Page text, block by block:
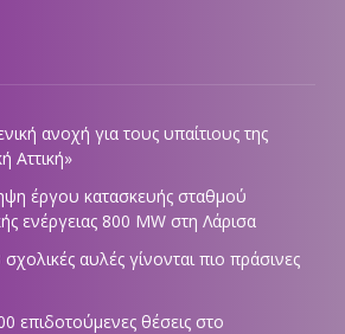
ανοχή για τους υπαίτιους της
Αττική»
έργου κατασκευής σταθμού
ενέργειας 800 ΜW στη Λάρισα
αυλές γίνονται πιο πράσινες
επιδοτούμενες θέσεις στο